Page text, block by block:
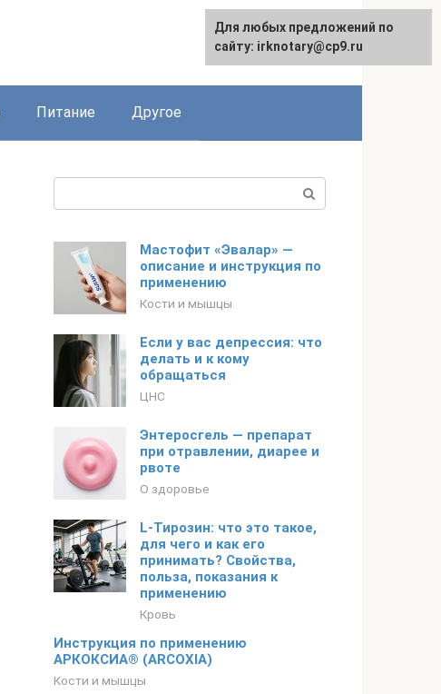
Питание Другое
Мастофит «Эвалар» —
описание и инструкция по
применению
Кости и мышцы
Если у вас депрессия: что
делать и к кому
обращаться
ЦНС
Энтеросгель — препарат
при отравлении, диарее и
рвоте
О здоровье
L-Тирозин: что это такое,
для чего и как его
принимать? Свойства,
польза, показания к
применению
Кровь
Инструкция по применению
АРКОКСИА® (ARCOXIA)
Кости и мышцы
Для любых предложений по
сайту: irknotary@cp9.ru